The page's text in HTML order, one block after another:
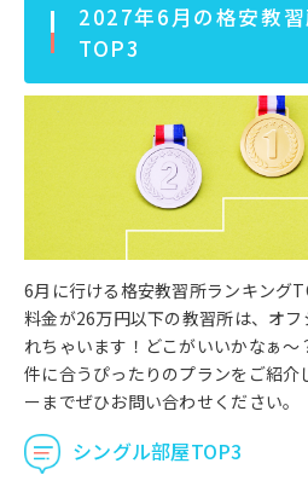
2027年6月の格安教
TOP3
6月に行ける格安教習所ランキング
料金が26万円以下の教習所は、オ
れちゃいます！どこがいいかなぁ～
件に合うぴったりのプランをご紹介
ーまでぜひお問い合わせください。
シングル部屋TOP3